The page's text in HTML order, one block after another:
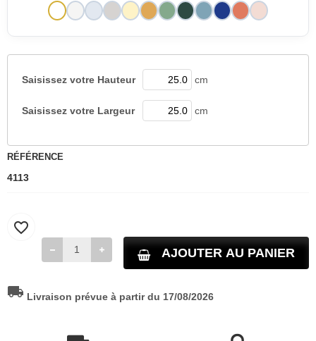
Saisissez votre Hauteur cm
Saisissez votre Largeur cm
RÉFÉRENCE
4113
AJOUTER AU PANIER
favorite_border
local_shipping Livraison prévue à partir du 17/08/2026